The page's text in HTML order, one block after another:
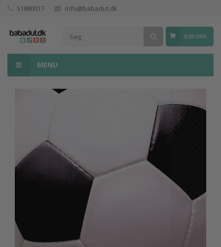
51880017 info@babadut.dk
0,00 DKK
MENU